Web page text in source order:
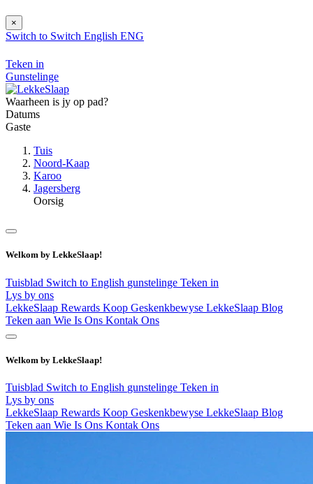
×
Switch to Switch English ENG
Teken in
Gunstelinge
Waarheen is jy op pad?
Datums
Gaste
Tuis
Noord-Kaap
Karoo
Jagersberg
Oorsig
Welkom by LekkeSlaap!
Tuisblad Switch to English gunstelinge Teken in
Lys by ons
LekkeSlaap Rewards Koop Geskenkbewyse LekkeSlaap Blog
Teken aan Wie Is Ons Kontak Ons
Welkom by LekkeSlaap!
Tuisblad Switch to English gunstelinge Teken in
Lys by ons
LekkeSlaap Rewards Koop Geskenkbewyse LekkeSlaap Blog
Teken aan Wie Is Ons Kontak Ons